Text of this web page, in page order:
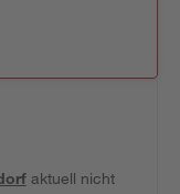
aktuell nicht